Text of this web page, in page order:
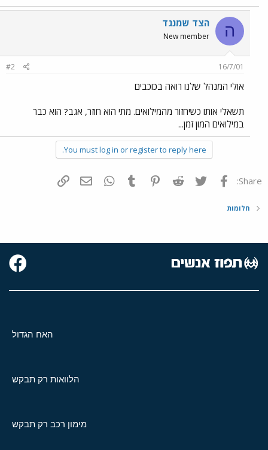
ה הצד שמנגד
New member
16/7/01
#2
אולי המנהל שלנו רואה בכוכבים
תשאלי אותו כשיחזור מהמילואים. מתי הוא חוזר, אגב? הוא כבר
במילואים המון זמן...
You must log in or register to reply here.
Share: פייסבוק Twitter
Reddit
Pinterest
Tumblr
WhatsAppדואר אלקטרוני
חלומות
האח הגדול
הלוואות רק תבקש
מימון רכב רק תבקש